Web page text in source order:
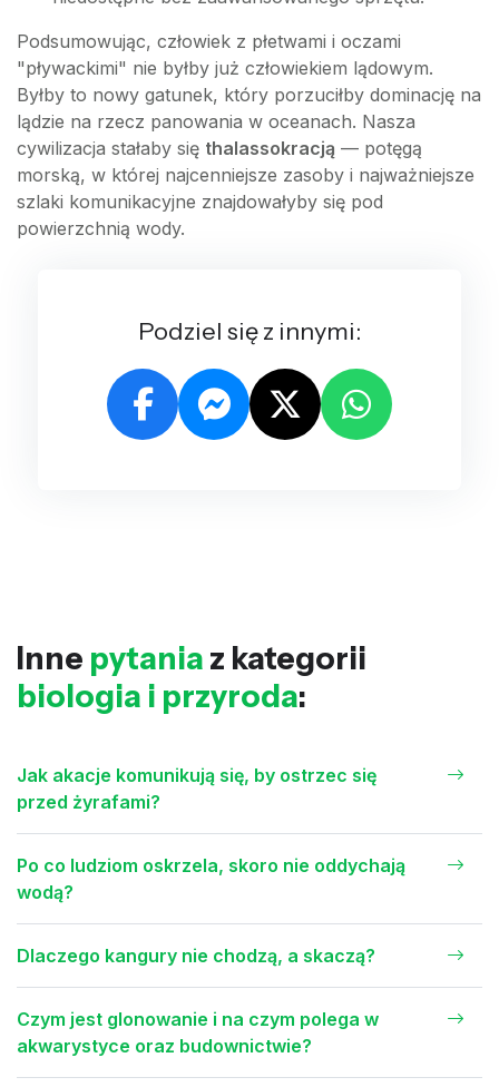
Podsumowując, człowiek z płetwami i oczami
"pływackimi" nie byłby już człowiekiem lądowym.
Byłby to nowy gatunek, który porzuciłby dominację na
lądzie na rzecz panowania w oceanach. Nasza
cywilizacja stałaby się thalassokracją — potęgą
morską, w której najcenniejsze zasoby i najważniejsze
szlaki komunikacyjne znajdowałyby się pod
powierzchnią wody.
Podziel się z innymi:
Inne pytania z kategorii
biologia i przyroda:
Jak akacje komunikują się, by ostrzec się
przed żyrafami?
Po co ludziom oskrzela, skoro nie oddychają
wodą?
Dlaczego kangury nie chodzą, a skaczą?
Czym jest glonowanie i na czym polega w
akwarystyce oraz budownictwie?